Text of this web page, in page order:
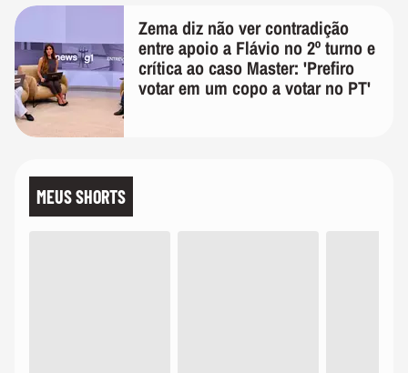
Zema diz não ver contradição
entre apoio a Flávio no 2º turno e
crítica ao caso Master: 'Prefiro
votar em um copo a votar no PT'
MEUS SHORTS